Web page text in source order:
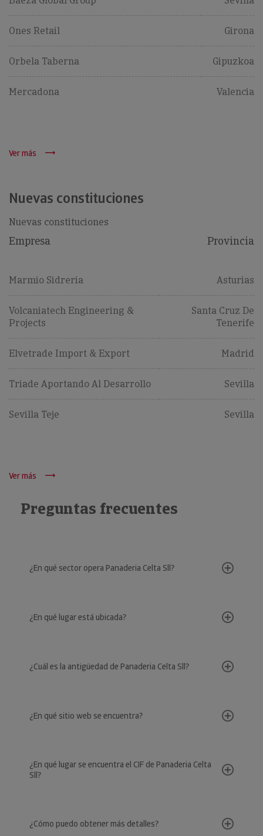
Ones Retail Girona
Orbela Taberna Gipuzkoa
Mercadona Valencia
Ver más
Nuevas constituciones
Nuevas constituciones
Empresa Provincia
Marmio Sidreria Asturias
Volcaniatech Engineering &
Projects
Santa Cruz De
Tenerife
Elvetrade Import & Export Madrid
Triade Aportando Al Desarrollo Sevilla
Sevilla Teje Sevilla
Ver más
Preguntas frecuentes
¿En qué sector opera Panaderia Celta Sll?
¿En qué lugar está ubicada?
¿Cuál es la antigüedad de Panaderia Celta Sll?
¿En qué sitio web se encuentra?
¿En qué lugar se encuentra el CIF de Panaderia Celta
Sll?
¿Cómo puedo obtener más detalles?